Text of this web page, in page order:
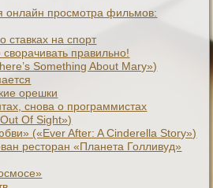
онлайн просмотра фильмов:
на спорт
правильно!
Something About Mary»)
орешки
снова о программистах
Of Sight»)
(«Ever After: A Cinderеlla Story»)
ресторан «Планета Голливуд»